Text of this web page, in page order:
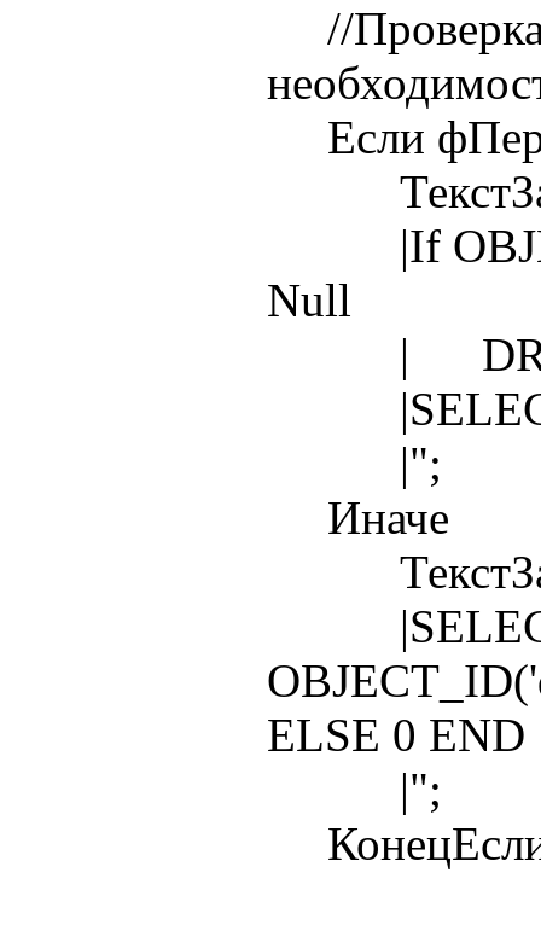
//Проверка
Если
|If
Null
| DROP
|";
Иначе
|SELECT
ELSE 0 END
|";